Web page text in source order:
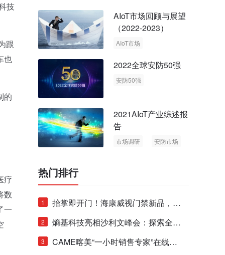
技
跟
也
的
疗
数
一
AIoT市场回顾与展望
（2022-2023）
AIoT市场
2022全球安防50强
安防50强
2021AIoT产业综述报
告
市场调研
安防市场
热门排行
1
抬掌即开门！海康威视门禁新品，不
止认人脸，更认"掌"中静脉！
2
熵基科技亮相沙利文峰会：探索全栈
脑机技术商业化生态新路径
3
CAME喀美“一小时销售专家”在线赋